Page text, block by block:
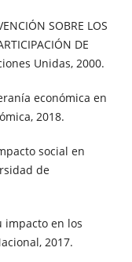
SOBRE LOS
DE
Unidas, 2000.
económica en
2018.
social en
de
impacto en los
2017.